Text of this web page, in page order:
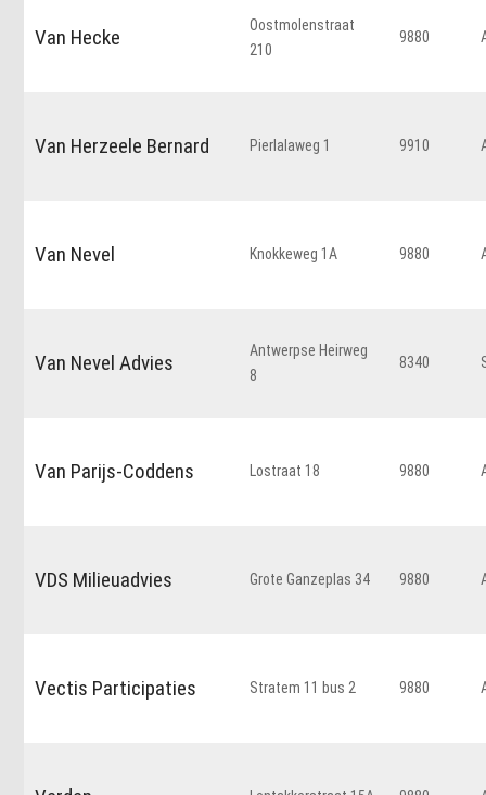
Van Hecke
Oostmolenstraat
210
9880
Van Herzeele Bernard Pierlalaweg 1 9910
Van Nevel Knokkeweg 1A 9880
Van Nevel Advies
Antwerpse Heirweg
8
8340
Van Parijs-Coddens Lostraat 18 9880
VDS Milieuadvies Grote Ganzeplas 34 9880
Vectis Participaties Stratem 11 bus 2 9880